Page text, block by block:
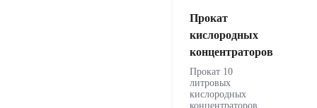
Прокат
кислородных
концентраторов
Прокат 10
литровых
кислородных
концентраторов